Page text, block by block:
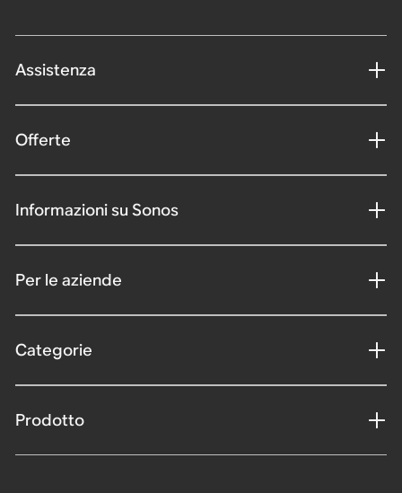
Assistenza
Offerte
Informazioni su Sonos
Per le aziende
Categorie
Prodotto